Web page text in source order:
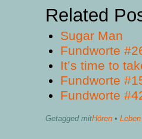
Related
Sugar Man
Fundworte
It’s time to
Fundworte
Fundworte
Getagged mitHören • Leben